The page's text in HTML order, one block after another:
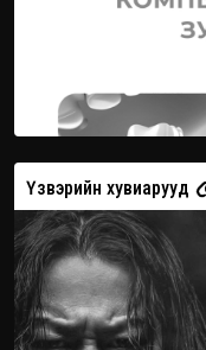
Үзвэрийн хувиарууд